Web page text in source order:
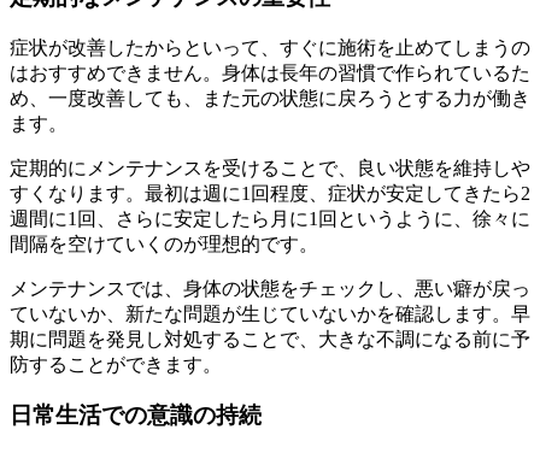
症状が改善したからといって、すぐに施術を止めてしまうの
はおすすめできません。身体は長年の習慣で作られているた
め、一度改善しても、また元の状態に戻ろうとする力が働き
ます。
定期的にメンテナンスを受けることで、良い状態を維持しや
すくなります。最初は週に1回程度、症状が安定してきたら2
週間に1回、さらに安定したら月に1回というように、徐々に
間隔を空けていくのが理想的です。
メンテナンスでは、身体の状態をチェックし、悪い癖が戻っ
ていないか、新たな問題が生じていないかを確認します。早
期に問題を発見し対処することで、大きな不調になる前に予
防することができます。
日常生活での意識の持続